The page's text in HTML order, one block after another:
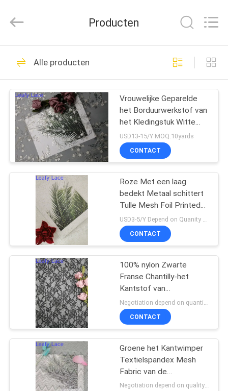
THUIS
PRODUCTEN
OVER
ONS
FABRIEKSREIS
KWALITEITSCONTROLE
CONTACTEER
ONS
NIEUWS
VRAAG
EEN
OFFERTE
AAN
Ltd..
Reserved.
Geborduurde
Kantstof
280
Lovertje
Geborduurde Stof
194
Geribde Kantstof
47
Producten
Alle producten
Vrouwelijke Geparelde
het Borduurwerkstof van
het Kledingstuk Witte
Lovertje Kant
USD13-15/Y MOQ:10yards
CONTACT
Roze Met een laag
bedekt Metaal schittert
Tulle Mesh Foil Printed
Fabric
CONTACT
100% nylon Zwarte
Franse Chantilly-het
Kantstof van
Borduurwerkraschel
CONTACT
Groene het Kantwimper
Textielspandex Mesh
Fabric van de
Ritssluitingsvorm
Negotiation depend on quality MOQ:10yards